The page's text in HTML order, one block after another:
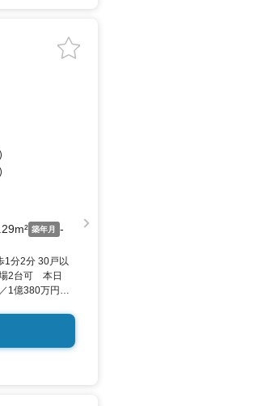
）
築年月 -
1分2分 30戸以
2台可 本日
1億380万円